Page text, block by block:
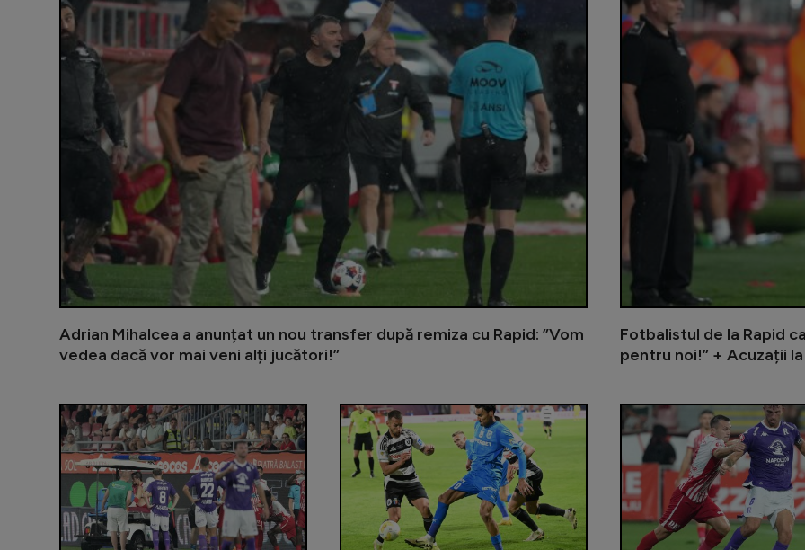
Adrian Mihalcea a anunțat un nou transfer după remiza cu Rapid: ”Vom
vedea dacă vor mai veni alți jucători!”
Fotbalistul de la Rapid
pentru noi!” + Acuzații
Lovitură pentru Alexi Pitu: s-a